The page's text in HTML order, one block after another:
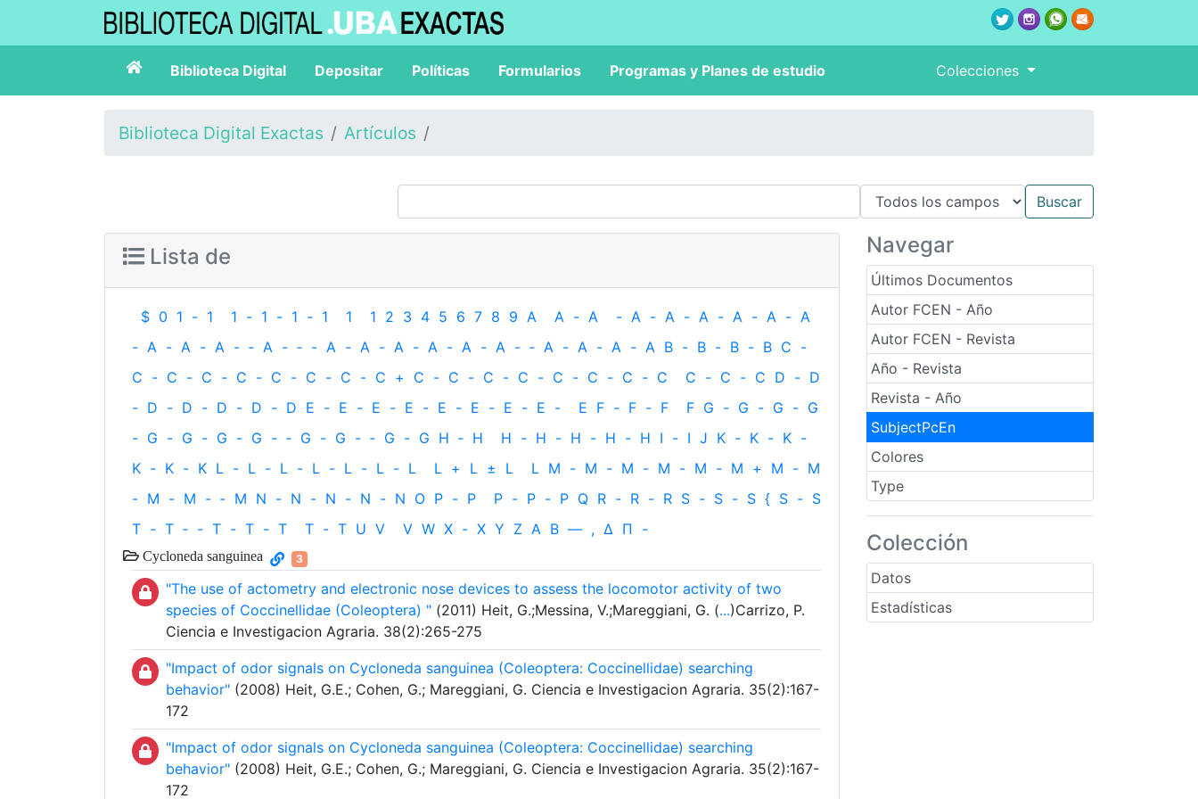
Biblioteca Digital Depositar Políticas Formularios Programas y Planes de estudio Colecciones
Biblioteca Digital Exactas Artículos
Navegar
Últimos Documentos
Autor FCEN - Año
Autor FCEN - Revista
Año - Revista
Revista - Año
SubjectPcEn
Colores
Type
Colección
Datos
Estadísticas
Lista de
$ 0 1 - 1 1 - 1 - 1 - 1 1 1 2 3 4 5 6 7 8 9 A A - A - A - A - A - A - A - A
- A - A - A - ‐ A - ‐ - A - A - A - A - A - A - ‐ A - A - A - A B - B - B - B C -
C - C - C - C - C - C - C - C + C - C - C - C - C - C - C - C C - C - C D - D
- D - D - D - D - D E - E - E - E - E - E - E - E - E F - F - F F G - G - G - G
- G - G - G - G - ‐ G - G - ‐ G - G H ‐ H H - H - H - H - H I - I J K - K - K -
K - K - K L - L - L - L - L - L - L L + L ± L L M - M - M - M - M - M + M - M
- M - M - ‐ M N - N - N - N - N O P - P P - P - P Q R - R - R S - S - S { S - S
T - T ‐ - T - T - T T - T U V V W X - X Y Z Α Β — , Δ Π -
Cycloneda sanguinea 3
"The use of actometry and electronic nose devices to assess the locomotor activity of two
species of Coccinellidae (Coleoptera) " (2011) Heit, G.;Messina, V.;Mareggiani, G. (...)Carrizo, P.
Ciencia e Investigacion Agraria. 38(2):265-275
"Impact of odor signals on Cycloneda sanguinea (Coleoptera: Coccinellidae) searching
behavior" (2008) Heit, G.E.; Cohen, G.; Mareggiani, G. Ciencia e Investigacion Agraria. 35(2):167-
172
"Impact of odor signals on Cycloneda sanguinea (Coleoptera: Coccinellidae) searching
behavior" (2008) Heit, G.E.; Cohen, G.; Mareggiani, G. Ciencia e Investigacion Agraria. 35(2):167-
172